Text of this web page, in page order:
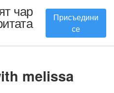
чар
Присъедини
се
melissa